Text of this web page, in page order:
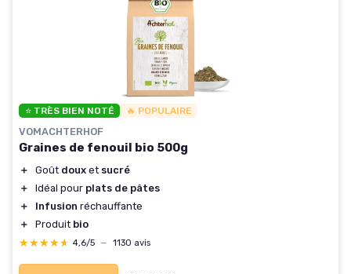
⭐ TRÈS BIEN NOTÉ 🔥 POPULAIRE
VOMACHTERHOF
Graines de fenouil bio 500g
＋ Goût doux et sucré
＋
Idéal pour plats de pâtes
＋
Infusion réchauffante
＋
Produit bio
★★★★★
★★★★★ 4,6/5 — 1130 avis